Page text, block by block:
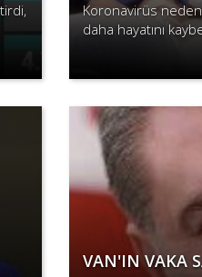
Koronavirüs
daha hayatını
VAN'IN VAKA